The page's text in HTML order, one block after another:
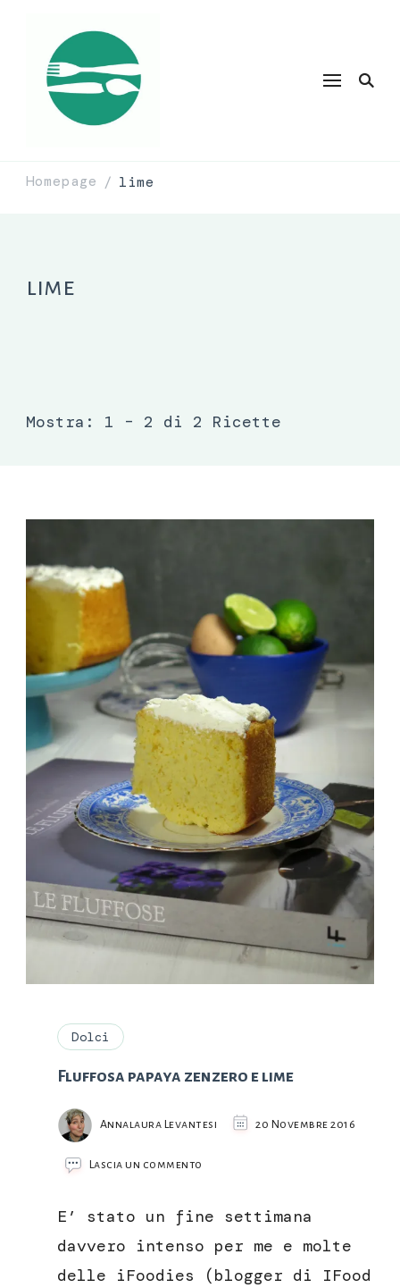
Homepage / lime
lime
Mostra: 1 – 2 di 2 Ricette
Dolci
Fluffosa papaya zenzero e lime
Annalaura Levantesi 20 Novembre 2016
Lascia un commento
zenzero
lime
E’ stato un fine settimana
davvero intenso per me e molte
delle iFoodies (blogger di IFood